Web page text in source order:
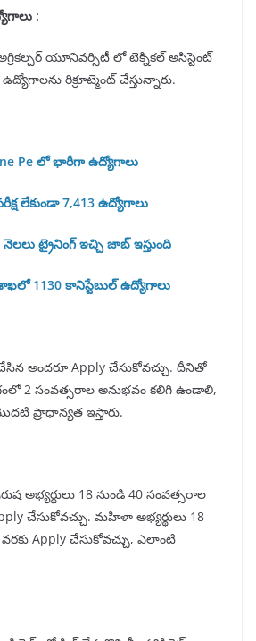
:
యూనివర్సిటీ లో టెక్నికల్ అసిస్టెంట్
రిక్రూట్మెంట్ చేస్తున్నారు.
Pe లో భారీగా ఉద్యోగాలు
లేకుండా 7,413 ఉద్యోగాలు
ట్రైనింగ్ ఇచ్చి జాబ్ ఇస్తుంది
1130 కానిస్టేబుల్ ఉద్యోగాలు
చేసిన అందరూ Apply చేసుకోవచ్చు. దీనితో
2 సంవత్సరాల అనుభవం కలిగి ఉండాలి,
ప్రాధాన్యత ఇస్తారు.
అభ్యర్థులు 18 నుండి 40 సంవత్సరాల
చేసుకోవచ్చు. మహిళా అభ్యర్థులు 18
Apply చేసుకోవచ్చు, ఎలాంటి